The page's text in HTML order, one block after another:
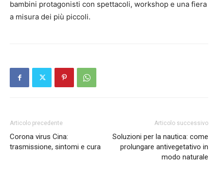
bambini protagonisti con spettacoli, workshop e una fiera
a misura dei più piccoli.
Articolo precedente
Corona virus Cina:
trasmissione, sintomi e cura
Articolo successivo
Soluzioni per la nautica: come
prolungare antivegetativo in
modo naturale